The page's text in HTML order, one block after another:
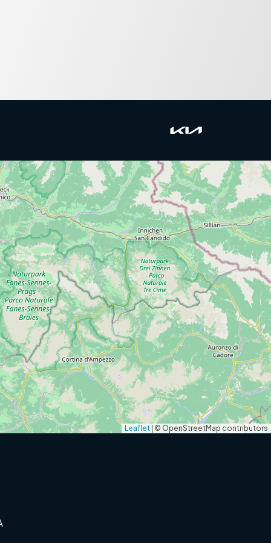
Leaflet © OpenStreetMap contributors